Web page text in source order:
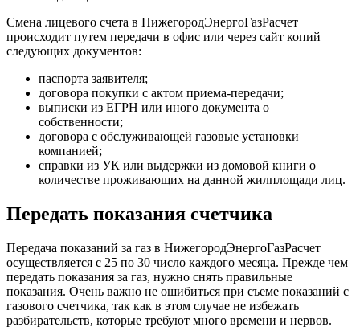
Смена лицевого счета в НижегородЭнергоГазРасчет
происходит путем передачи в офис или через сайт копий
следующих документов:
паспорта заявителя;
договора покупки с актом приема-передачи;
выписки из ЕГРН или иного документа о
собственности;
договора с обслуживающей газовые установки
компанией;
справки из УК или выдержки из домовой книги о
количестве проживающих на данной жилплощади лиц.
Передать показания счетчика
Передача показаний за газ в НижегородЭнергоГазРасчет
осуществляется с 25 по 30 число каждого месяца. Прежде чем
передать показания за газ, нужно снять правильные
показания. Очень важно не ошибиться при съеме показаний с
газового счетчика, так как в этом случае не избежать
разбирательств, которые требуют много времени и нервов.